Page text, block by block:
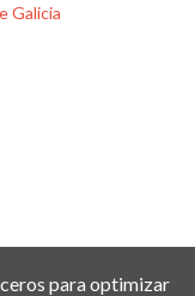
Galicia
para optimizar